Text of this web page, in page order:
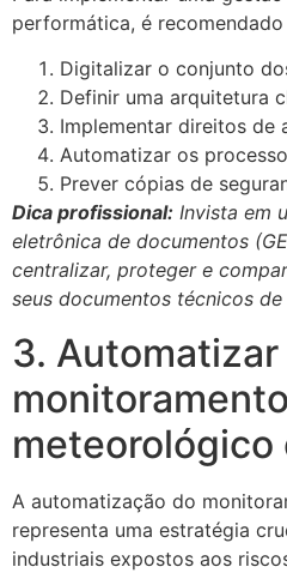
performática, é
Digitalizar o conjunto
Definir uma arquitetura
Implementar direitos de
Automatizar os
Prever cópias de
Dica profissional: Invista em
eletrônica de documentos
centralizar, proteger e
seus documentos técnicos
3. Automatizar
monitoramento
meteorológico
A automatização do
representa uma estratégia
industriais expostos aos